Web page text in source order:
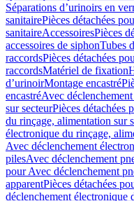
Séparations d’urinoirs en
sanitairePièces détachées
sanitaireAccessoiresPièces
accessoires de siphonTubes
raccordsPièces détachées
raccordsMatériel de fixation
dʼurinoirMontage encastré
encastréAvec
sur secteurPièces détachées
du rinçage, alimentation sur
électronique du rinçage,
Avec déclenchement
pilesAvec déclenchement
pour Avec déclenchement
apparentPièces détachées
déclenchement électronique